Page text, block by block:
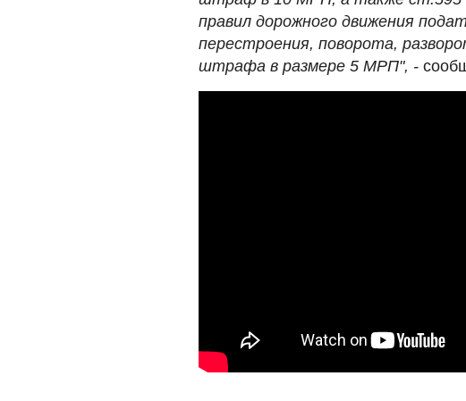
правил дорожного движения
перестроения, поворота,
штрафа в размере 5 МРП", -